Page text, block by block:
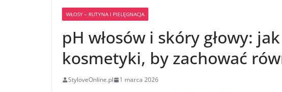
WŁOSY – RUTYNA I PIELĘGNACJA
pH włosów i skóry głowy:
kosmetyki, by zachować
StyloveOnline.pl 1 marca 2026